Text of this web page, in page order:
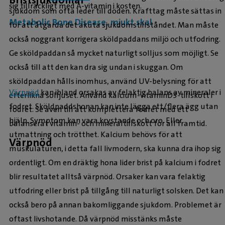
sig tillräckligt med A-vitamin i kosten.
Metabolic Bone Disease, mjukt skal
sjukdom som ofta leder till döden. Krafttag måste sättas in
för att åtgärda det akuta sjukdomstillståndet. Man måste
också noggrant korrigera sköldpaddans miljö och utfodring.
Ge sköldpaddan så mycket naturligt solljus som möjligt. Se
också till att den kan dra sig undan i skuggan. Om
sköldpaddan hålls inomhus, använd UV-belysning för att
efterlikna solljuset. Använd kalcium-vitaminD3-tillskott i
fodret. Se även till att komplettera fodret med ett
balanserat vitamin- och mineraltillskott för all framtid.
Värpnöd
Värpnödkan ibland orsakas av felaktig balans av mineraler i
fodret. Sköldpaddshonan kan inte lägga ett/flera ägg utan
hjälp. Symptom kan vara krystande och oro. Eller
utmattning och trötthet. Kalcium behövs för att
muskulaturen, i detta fall livmodern, ska kunna dra ihop sig
ordentligt. Om en dräktig hona lider brist på kalcium i fodret
blir resultatet alltså värpnöd. Orsaker kan vara felaktig
utfodring eller brist på tillgång till naturligt solsken. Det kan
också bero på annan bakomliggande sjukdom. Problemet är
oftast livshotande. Då värpnöd misstänks måste